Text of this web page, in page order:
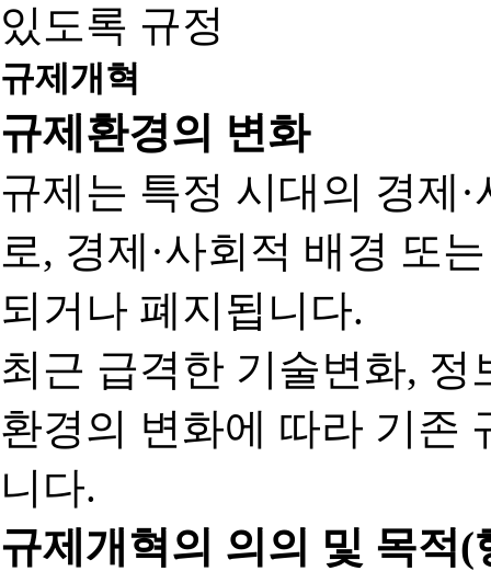
있도록 규정
규제개혁
규제환경의 변화
규제는 특정 시대의 경제
로, 경제·사회적 배경 또
되거나 폐지됩니다.
최근 급격한 기술변화,
환경의 변화에 따라 기존
니다.
규제개혁의 의의 및 목적